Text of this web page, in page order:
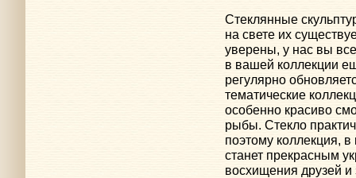
Стеклянные
на свете их
уверены, у нас вы
в вашей коллекции
регулярно
тематические
особенно красиво
рыбы. Стекло
поэтому коллекция,
станет прекрасным
восхищения друзей и